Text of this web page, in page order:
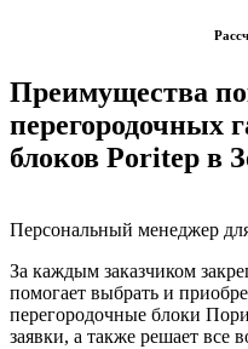
Преимущества
перегородочных
блоков Poritep в
Персональный менеджер
За каждым заказчиком
помогает выбрать и
перегородочные блоки
заявки, а также решает все